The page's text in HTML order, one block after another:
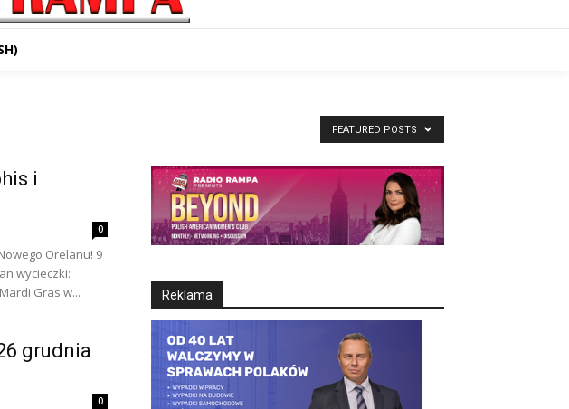
FEATURED POSTS
i
0
Orelanu! 9
wycieczki:
Gras w...
grudnia
0
Reklama